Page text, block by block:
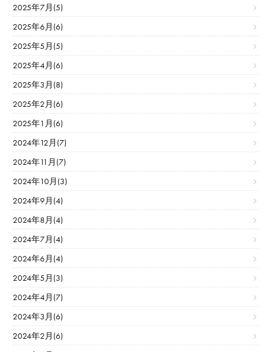
2025年7月(5)
2025年6月(6)
2025年5月(5)
2025年4月(6)
2025年3月(8)
2025年2月(6)
2025年1月(6)
2024年12月(7)
2024年11月(7)
2024年10月(3)
2024年9月(4)
2024年8月(4)
2024年7月(4)
2024年6月(4)
2024年5月(3)
2024年4月(7)
2024年3月(6)
2024年2月(6)